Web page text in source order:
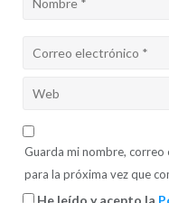
Guarda mi nombre,
para la próxima vez que
He leído y acepto la